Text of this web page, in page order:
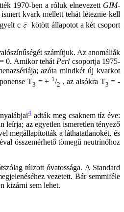
1970-ben a róluk elnevezett GIM-
kvark mellett tehát léteznie kell
c
kötött állapotot a két csoport
számítjuk. Az anomáliák
0. Amikor tehát Perl csoportja 1975-
azóta mindkét új kvarkot
T3 = + 1 /2 , az alsókra T3 = -
4adták meg csaknem tíz éve:
leírja; az egyetlen ismeretlen tényező
megállapították a láthatatlanokét, és
összemérhető tömegű neutrínóhoz
túlzott óvatossága. A Standard
vezetett. Bár semmiféle
kizárni sem lehet.